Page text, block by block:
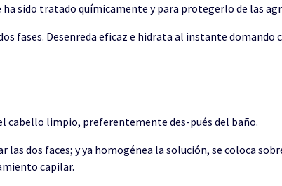
sido tratado químicamente y para protegerlo de las
fases. Desenreda eficaz e hidrata al instante domando
cabello limpio, preferentemente des-pués del baño.
dos faces; y ya homogénea la solución, se coloca
capilar.